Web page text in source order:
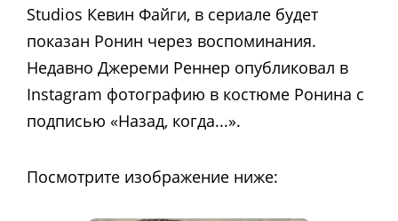
Studios Кевин Файги, в сериале будет
показан Ронин через воспоминания.
Недавно Джереми Реннер опубликовал в
Instagram фотографию в костюме Ронина с
подписью «Назад, когда...».
Посмотрите изображение ниже: